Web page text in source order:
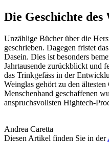
Die Geschichte des
Unzählige Bücher über die
geschrieben. Dagegen fristet
Dasein. Dies ist besonders
Jahrtausende zurückblickt und
das Trinkgefäss in der
Weinglas gehört zu den
Menschenhand geschaffenen
anspruchsvollsten Hightech-
Andrea Caretta
Diesen Artikel finden Sie in der